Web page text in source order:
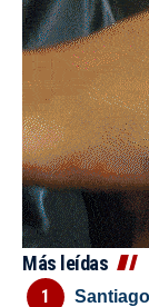
Más leídas